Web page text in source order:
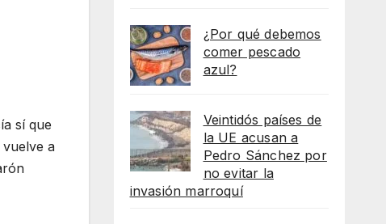
sí que
a
¿Por qué debemos
comer pescado
azul?
Veintidós países de
la UE acusan a
Pedro Sánchez por
no evitar la
invasión marroquí